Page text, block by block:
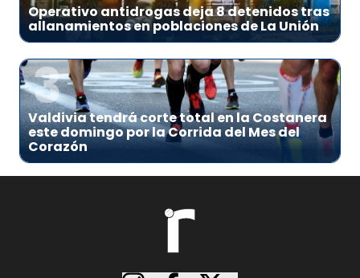
Operativo antidrogas deja 8 detenidos tras
allanamientos en poblaciones de La Unión
3
Valdivia tendrá corte total en la Costanera
este domingo por la Corrida del Mes del
Corazón